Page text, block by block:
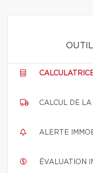
CALCUL DE
ALERTE
ÉVALUATION